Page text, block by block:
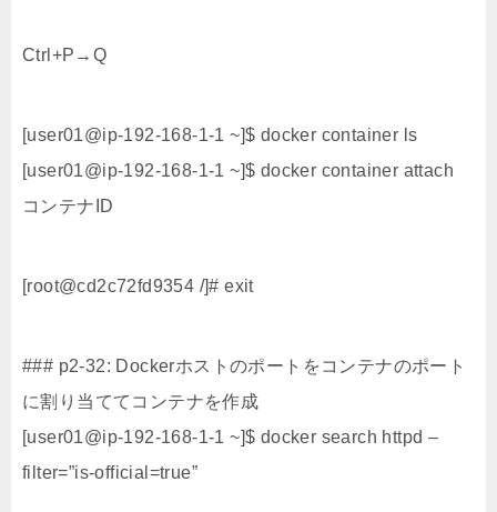
Ctrl+P→Q
[user01@ip-192-168-1-1 ~]$ docker container ls
[user01@ip-192-168-1-1 ~]$ docker container attach
コンテナID
[root@cd2c72fd9354 /]# exit
### p2-32: Dockerホストのポートをコンテナのポート
に割り当ててコンテナを作成
[user01@ip-192-168-1-1 ~]$ docker search httpd –
filter=”is-official=true”